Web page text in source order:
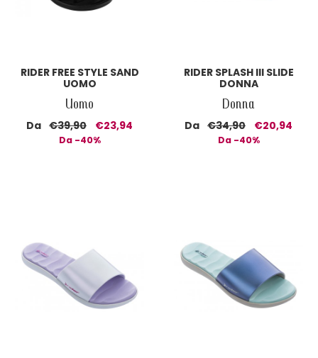
RIDER FREE STYLE SAND
UOMO
Uomo
Da €39,90 €23,94
Da -40%
RIDER SPLASH III SLIDE
DONNA
Donna
Da €34,90 €20,94
Da -40%